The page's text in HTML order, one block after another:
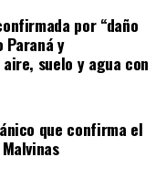
por “daño
y
suelo y agua con
que confirma el